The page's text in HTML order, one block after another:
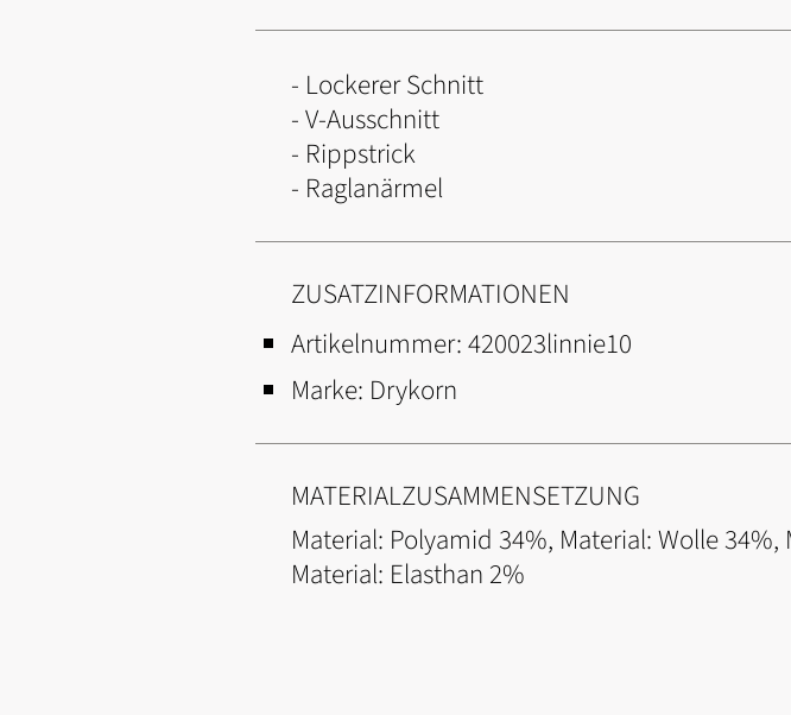
- Lockerer Schnitt
- V-Ausschnitt
- Rippstrick
- Raglanärmel
ZUSATZINFORMATIONEN
Artikelnummer:420023linnie10
Marke: Drykorn
MATERIALZUSAMMENSETZUNG
Material: Polyamid 34%, Material: Wolle
Material: Elasthan 2%